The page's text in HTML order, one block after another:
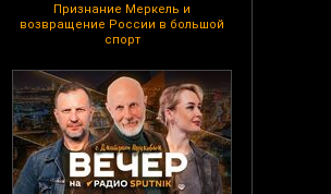
Признание Меркель и
возвращение России в большой
спорт